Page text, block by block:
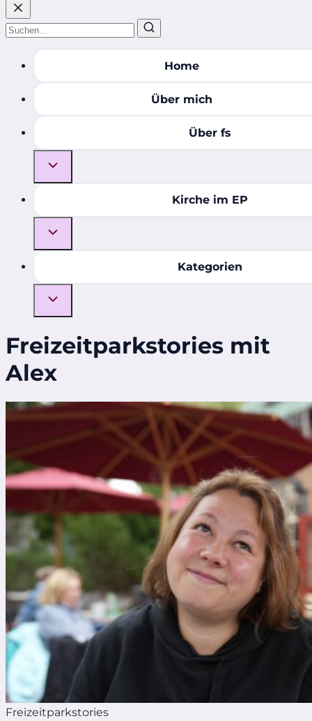
Home
Über mich
Über fs
Kirche im EP
Kategorien
Freizeitparkstories mit
Alex
Freizeitparkstories